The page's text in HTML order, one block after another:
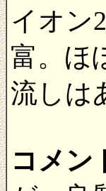
イオン
富。ほ
流しは
コメン